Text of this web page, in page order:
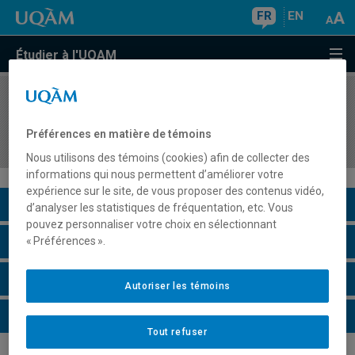
FR EN
Étudier à l'UQAM
COURS//
recherche en stratégie
Description du cours
Horaire - Été 2026
Horaire - Automne 2026
Horaire - Hiver 2027
Préférences en matière de témoins
Nous utilisons des témoins (cookies) afin de collecter des
informations qui nous permettent d’améliorer votre
expérience sur le site, de vous proposer des contenus vidéo,
d’analyser les statistiques de fréquentation, etc. Vous
pouvez personnaliser votre choix en sélectionnant
« Préférences ».
Tout refuser
Autoriser les témoins